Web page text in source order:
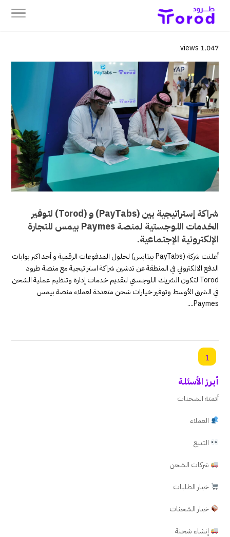
1٬047 views
شراكة إستراتيجية بين (PayTabs) و (Torod) لتوفير
الخدمات اللوجستية لمنصة Paymes بيمس للتجارة
الإلكترونية الإجتماعية.
أعلنت شركة (PayTabs بيتابس) لحلول المدفوعات الرقمية و أحد اكبر بوابات
الدفع الالكتروني في المنطقة عن تدشين شراكة استراتيجية مع منصة طرود
Torod لتكون الشريك اللوجستي لتقديم خدمات إدارة وتنظيم عملية الشحن
في الشرق الأوسط وتوفير خيارات شحن متعددة لعملاء منصة بيمس
Paymes....
1
أبرز الأسئلة
أتمتة الشحنات
العملاء
التتبع
شركات الشحن
خيار الطلبات
خيار الشحنات
إنشاء شحنة